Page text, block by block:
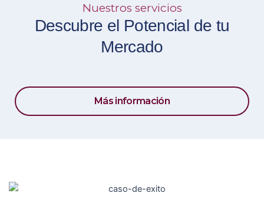
Nuestros servicios
Descubre el Potencial de tu
Mercado
Más información